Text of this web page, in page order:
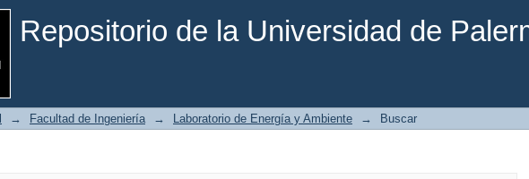
Repositorio de la Universidad de
→ Facultad de Ingeniería → Laboratorio de Energía y Ambiente → Buscar